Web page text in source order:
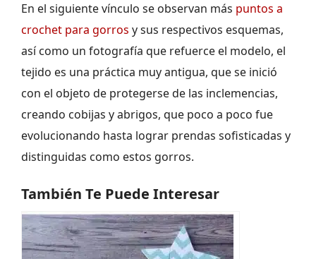
En el siguiente vínculo se observan más puntos a
crochet para gorros y sus respectivos esquemas,
así como un fotografía que refuerce el modelo, el
tejido es una práctica muy antigua, que se inició
con el objeto de protegerse de las inclemencias,
creando cobijas y abrigos, que poco a poco fue
evolucionando hasta lograr prendas sofisticadas y
distinguidas como estos gorros.
También Te Puede Interesar